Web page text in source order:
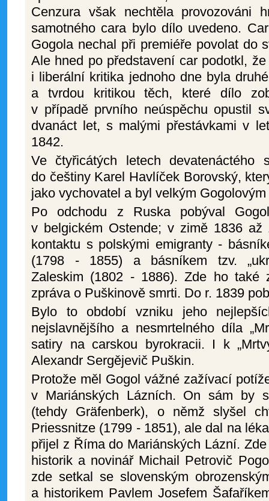
Cenzura však nechtěla provozováni
samotného cara bylo dílo uvedeno.
Gogola nechal při premiéře povolat do
Ale hned po představení car podotkl,
i liberální kritika jednoho dne byla
a tvrdou kritikou těch, které dílo
v případě prvního neúspěchu opustil
dvanáct let, s malými přestávkami v
1842.
Ve čtyřicátých letech devatenáctého
do češtiny Karel Havlíček Borovský,
jako vychovatel a byl velkým
Po odchodu z Ruska pobýval
v belgickém Ostende; v zimě 1836
kontaktu s polskými emigranty -
(1798 - 1855) a básníkem tzv.
Zaleskim (1802 - 1886). Zde ho také
zpráva o Puškinově smrti. Do r. 1839
Bylo to období vzniku jeho
nejslavnějšího a nesmrtelného díla
satiry na carskou byrokracii. I k
Alexandr Sergějevič Puškin.
Protože měl Gogol vážné zažívací
v Mariánských Lázních. On sám by
(tehdy Gräfenberk), o němž slyšel
Priessnitze (1799 - 1851), ale dal na
přijel z Říma do Mariánských Lázní.
historik a novinář Michail Petrovič
zde setkal se slovenským
a historikem Pavlem Josefem